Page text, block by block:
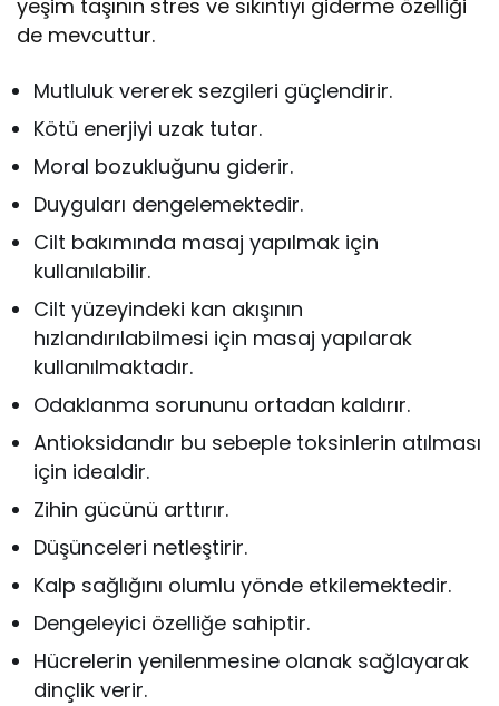
yeşim taşının stres ve sıkıntıyı giderme özelliği
de mevcuttur.
Mutluluk vererek sezgileri güçlendirir.
Kötü enerjiyi uzak tutar.
Moral bozukluğunu giderir.
Duyguları dengelemektedir.
Cilt bakımında masaj yapılmak için
kullanılabilir.
Cilt yüzeyindeki kan akışının
hızlandırılabilmesi için masaj yapılarak
kullanılmaktadır.
Odaklanma sorununu ortadan kaldırır.
Antioksidandır bu sebeple toksinlerin atılması
için idealdir.
Zihin gücünü arttırır.
Düşünceleri netleştirir.
Kalp sağlığını olumlu yönde etkilemektedir.
Dengeleyici özelliğe sahiptir.
Hücrelerin yenilenmesine olanak sağlayarak
dinçlik verir.